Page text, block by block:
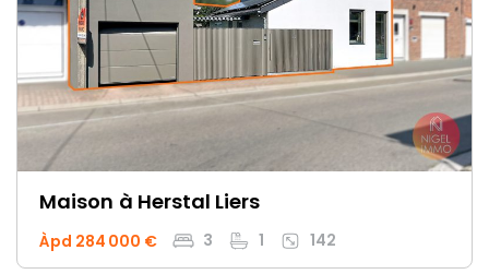
Maison à Herstal Liers
Àpd 284 000 € 3 1 142